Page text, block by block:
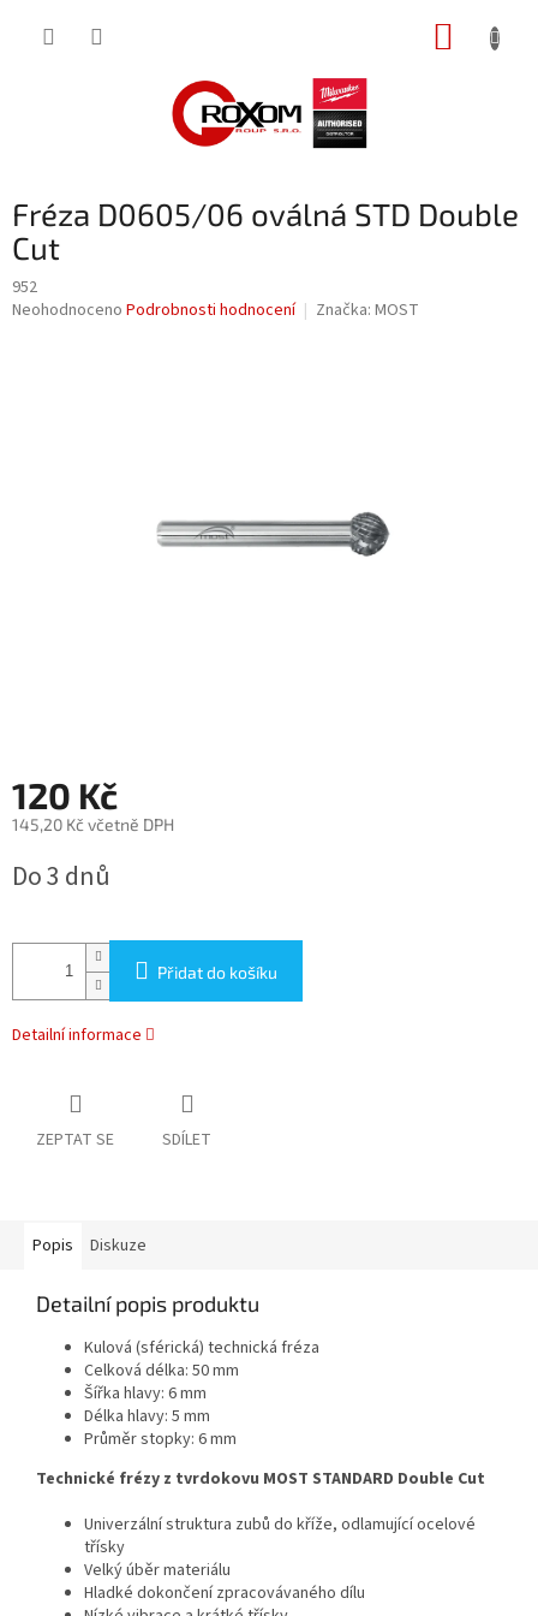
Fréza D0605/06 oválná STD Double
Cut
952
Průměrné
Neohodnoceno Podrobnosti hodnocení Značka: MOST
120 Kč
145,20 Kč včetně DPH
cena:
Do 3 dnů
Přidat do košíku
Detailní informace
ZEPTAT SE SDÍLET
Popis Diskuze
Detailní popis produktu
Kulová (sférická) technická fréza
Celková délka: 50 mm
Šířka hlavy: 6 mm
Délka hlavy: 5 mm
Průměr stopky: 6 mm
Technické frézy z tvrdokovu MOST STANDARD Double Cut
Univerzální struktura zubů do kříže, odlamující ocelové
třísky
Velký úběr materiálu
Hladké dokončení zpracovávaného dílu